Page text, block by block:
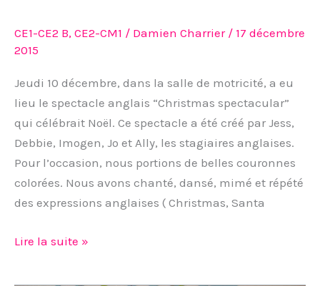
CE1-CE2 B, CE2-CM1 / Damien Charrier / 17 décembre
2015
Jeudi 10 décembre, dans la salle de motricité, a eu
lieu le spectacle anglais “Christmas spectacular”
qui célébrait Noël. Ce spectacle a été créé par Jess,
Debbie, Imogen, Jo et Ally, les stagiaires anglaises.
Pour l’occasion, nous portions de belles couronnes
colorées. Nous avons chanté, dansé, mimé et répété
des expressions anglaises ( Christmas, Santa
Lire la suite »